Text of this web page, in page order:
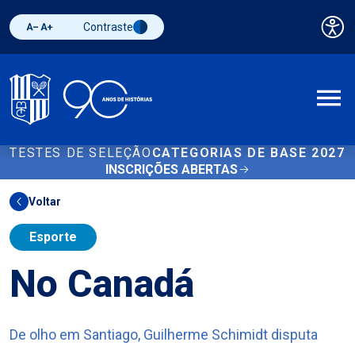
Diminuir fonte
Aumentar fonteAlternar contraste
Contraste
TESTES DE SELEÇÃO CATEGORIAS DE BASE 2027
INSCRIÇÕES ABERTAS
Voltar
Esporte
No Canadá
De olho em Santiago, Guilherme Schimidt disputa